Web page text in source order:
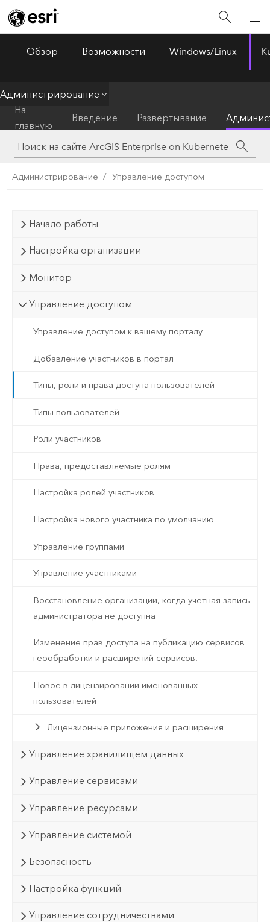
ArcGIS Enterprise Menu
Обзор Возможности Windows/Linux
Администрирование
На
главную
Введение Развертывание
Администрирование Управление доступом
Начало работы
Настройка организации
Монитор
Управление доступом
Управление доступом к вашему порталу
Добавление участников в портал
Типы, роли и права доступа пользователей
Типы пользователей
Роли участников
Права, предоставляемые ролям
Настройка ролей участников
Настройка нового участника по умолчанию
Управление группами
Управление участниками
Восстановление организации, когда учетная запись
администратора не доступна
Изменение прав доступа на публикацию сервисов
геообработки и расширений сервисов.
Новое в лицензировании именованных
пользователей
Лицензионные приложения и расширения
Управление хранилищем данных
Управление сервисами
Управление ресурсами
Управление системой
Безопасность
Настройка функций
Управление сотрудничествами